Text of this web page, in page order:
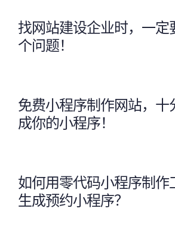
找网站建设企业时，一定
个问题！
免费小程序制作网站，十
成你的小程序！
如何用零代码小程序制作
生成预约小程序？